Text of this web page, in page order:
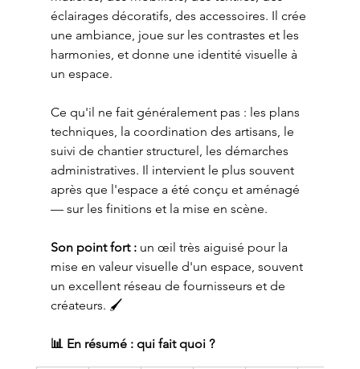
éclairages décoratifs, des accessoires. Il crée
une ambiance, joue sur les contrastes et les
harmonies, et donne une identité visuelle à
un espace.
Ce qu'il ne fait généralement pas : les plans
techniques, la coordination des artisans, le
suivi de chantier structurel, les démarches
administratives. Il intervient le plus souvent
après que l'espace a été conçu et aménagé
— sur les finitions et la mise en scène.
Son point fort : un œil très aiguisé pour la
mise en valeur visuelle d'un espace, souvent
un excellent réseau de fournisseurs et de
créateurs. 🖌️
📊 En résumé : qui fait quoi ?